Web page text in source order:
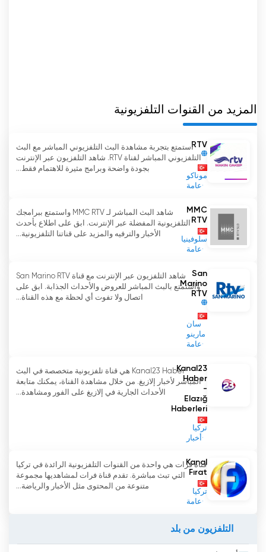
المزيد من القنوات التلفزيونية
RTV
موناكو
عامة
استمتع بتجربة مشاهدة البث التلفزيوني المباشر مع البث
التلفزيوني المباشر لقناة RTV. شاهد التلفزيون عبر الإنترنت
بجودة واضحة وبرامج مثيرة للاهتمام فقط...
MMC
RTV
سلوفينيا
عامة
شاهد البث المباشر لـ MMC RTV واستمتع ببرامجك
التلفزيونية المفضلة عبر الإنترنت. ابق على اطلاع بأحدث
الأخبار والترفيه والمزيد على قناتنا التلفزيونية...
San
Marino
RTV
سان
مارينو
عامة
شاهد التلفزيون عبر الإنترنت مع قناة San Marino RTV
واستمتع بالبث المباشر للعروض والأحداث الجذابة. ابق على
اتصال ولا تفوت أي لحظة مع هذه القناة...
Kanal23
Haber
-
Elazığ
Haberleri
تركيا
أخبار
Kanal23 Haber هي قناة تلفزيونية متخصصة في البث
المباشر لأخبار إلازيغ. من خلال مشاهدة القناة، يمكنك متابعة
الأحداث الجارية في إلازيغ على الفور ومشاهدة...
Kanal
Fırat
تركيا
عامة
قناة فرات هي واحدة من القنوات التلفزيونية الرائدة في تركيا
التي تبث مباشرة. تقدم قناة فرات لمشاهديها مجموعة
متنوعة من المحتوى مثل الأخبار والرياضة...
التلفزيون من بلد